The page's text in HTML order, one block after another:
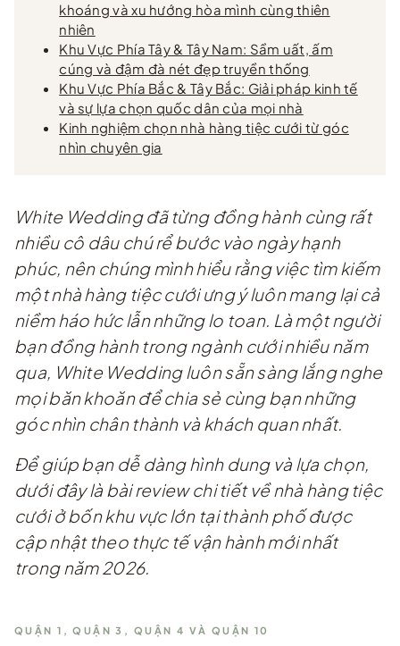
khoáng và xu hướng hòa mình cùng thiên
nhiên
Khu Vực Phía Tây & Tây Nam: Sầm uất, ấm
cúng và đậm đà nét đẹp truyền thống
Khu Vực Phía Bắc & Tây Bắc: Giải pháp kinh tế
và sự lựa chọn quốc dân của mọi nhà
Kinh nghiệm chọn nhà hàng tiệc cưới từ góc
nhìn chuyên gia
White Wedding đã từng đồng hành cùng rất
nhiều cô dâu chú rể bước vào ngày hạnh
phúc, nên chúng mình hiểu rằng việc tìm kiếm
một nhà hàng tiệc cưới ưng ý luôn mang lại cả
niềm háo hức lẫn những lo toan. Là một người
bạn đồng hành trong ngành cưới nhiều năm
qua, White Wedding luôn sẵn sàng lắng nghe
mọi băn khoăn để chia sẻ cùng bạn những
góc nhìn chân thành và khách quan nhất.
Để giúp bạn dễ dàng hình dung và lựa chọn,
dưới đây là bài review chi tiết về nhà hàng tiệc
cưới ở bốn khu vực lớn tại thành phố được
cập nhật theo thực tế vận hành mới nhất
trong năm 2026.
QUẬN 1, QUẬN 3, QUẬN 4 VÀ QUẬN 10